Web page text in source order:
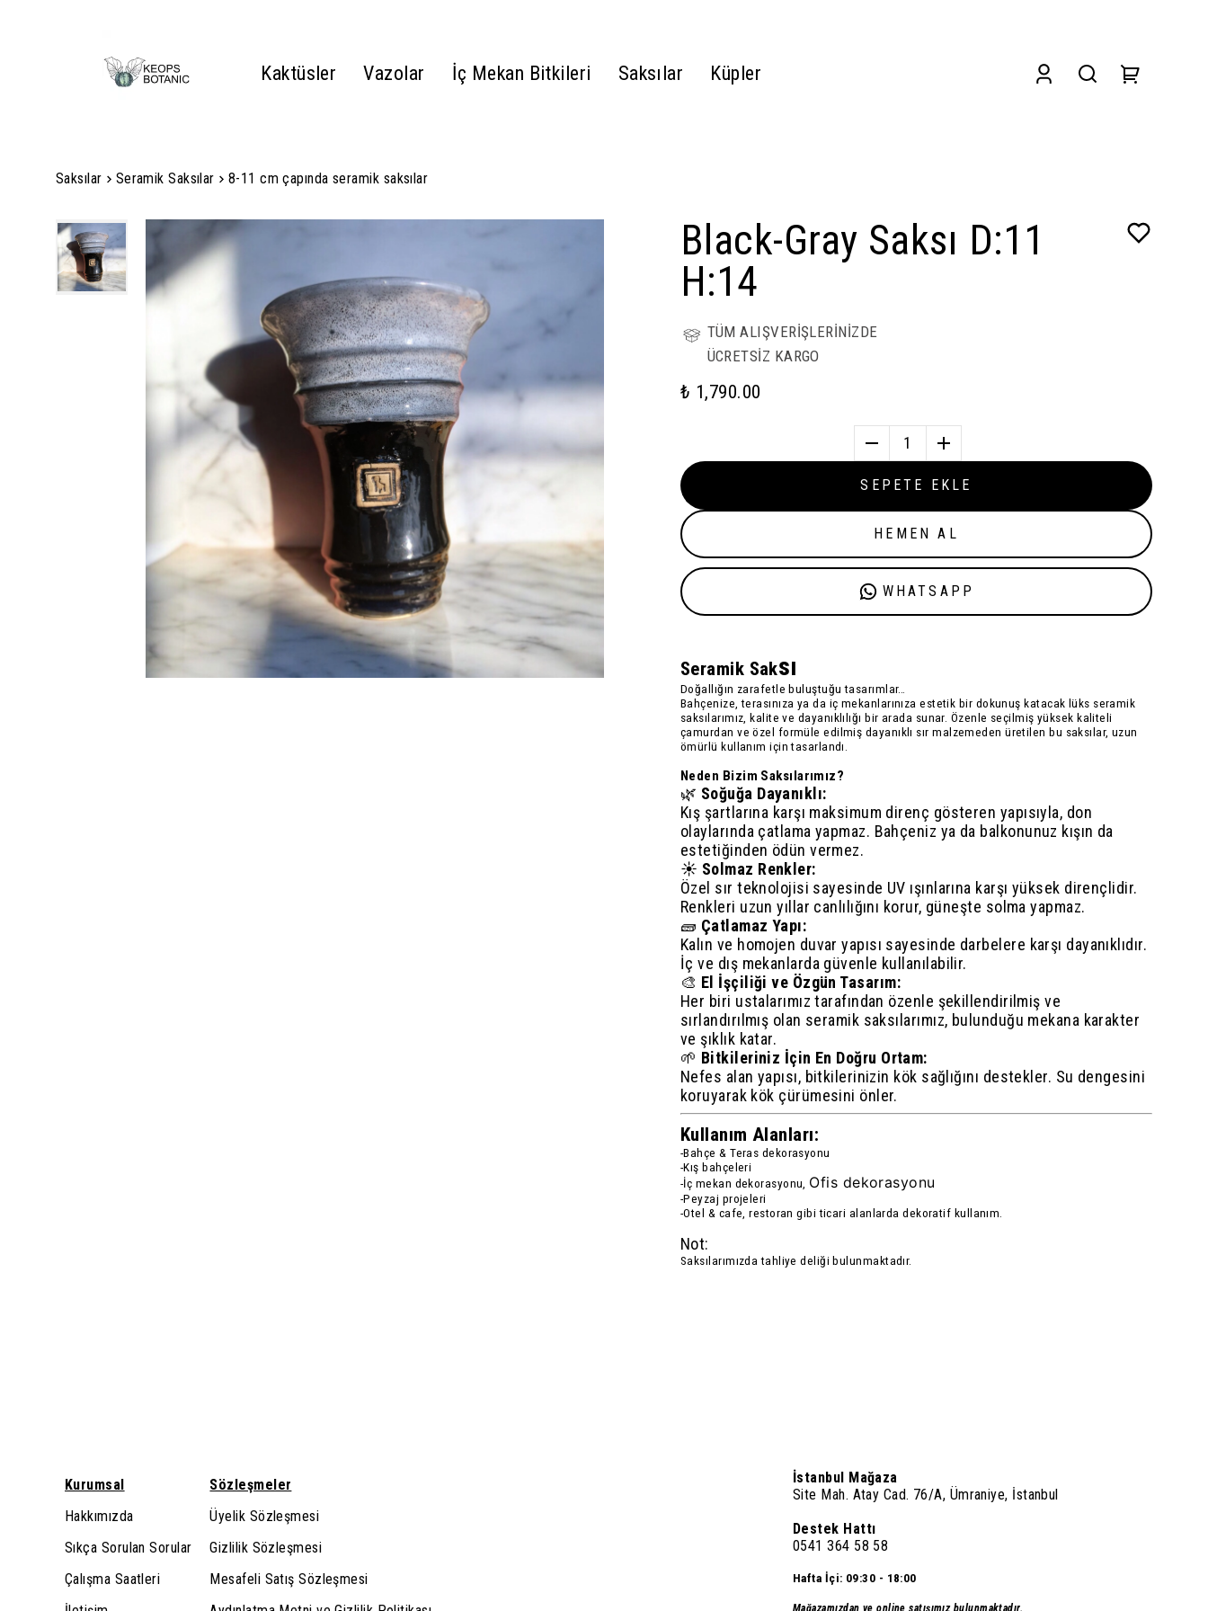
Kaktüsler Vazolar İç Mekan Bitkileri Saksılar Küpler
Saksılar Seramik Saksılar 8-11 cm çapında seramik saksılar
Black-Gray Saksı D:11
H:14
TÜM ALIŞVERİŞLERİNİZDE
ÜCRETSİZ KARGO
₺ 1,790.00
1
SEPETE EKLE
HEMEN AL
WHATSAPP
Seramik Saksı
Doğallığın zarafetle buluştuğu tasarımlar…
Bahçenize, terasınıza ya da iç mekanlarınıza estetik bir dokunuş katacak lüks seramik
saksılarımız , kalite ve dayanıklılığı bir arada sunar. Özenle seçilmiş yüksek kaliteli
çamurdan ve özel formüle edilmiş dayanıklı sır malzemeden üretilen bu saksılar, uzun
ömürlü kullanım için tasarlandı.
Neden Bizim Saksılarımız?
🌿 Soğuğa Dayanıklı:
Kış şartlarına karşı maksimum direnç gösteren yapısıyla, don
olaylarında çatlama yapmaz. Bahçeniz ya da balkonunuz kışın da
estetiğinden ödün vermez.
☀️ Solmaz Renkler:
Özel sır teknolojisi sayesinde UV ışınlarına karşı yüksek dirençlidir.
Renkleri uzun yıllar canlılığını korur, güneşte solma yapmaz.
🧱 Çatlamaz Yapı:
Kalın ve homojen duvar yapısı sayesinde darbelere karşı dayanıklıdır.
İç ve dış mekanlarda güvenle kullanılabilir.
🎨 El İşçiliği ve Özgün Tasarım:
Her biri ustalarımız tarafından özenle şekillendirilmiş ve
sırlandırılmış olan seramik saksılarımız, bulunduğu mekana karakter
ve şıklık katar.
🌱 Bitkileriniz İçin En Doğru Ortam:
Nefes alan yapısı, bitkilerinizin kök sağlığını destekler. Su dengesini
koruyarak kök çürümesini önler.
Kullanım Alanları:
-Bahçe & Teras dekorasyonu
-Kış bahçeleri
-İç mekan dekorasyonu, Ofis dekorasyonu
-Peyzaj projeleri
-Otel & cafe, restoran gibi ticari alanlarda dekoratif kullanım.
Not:
Saksılarımızda tahliye deliği bulunmaktadır.
Kurumsal
Hakkımızda
Sıkça Sorulan Sorular
Çalışma Saatleri
Sözleşmeler
Üyelik Sözleşmesi
Gizlilik Sözleşmesi
Mesafeli Satış Sözleşmesi
İstanbul Mağaza
Site Mah. Atay Cad. 76/A, Ümraniye, İstanbul
Destek Hattı
0541 364 58 58
Hafta İçi: 09:30 - 18:00
Mağazamızdan ve online satışımız bulunmaktadır.